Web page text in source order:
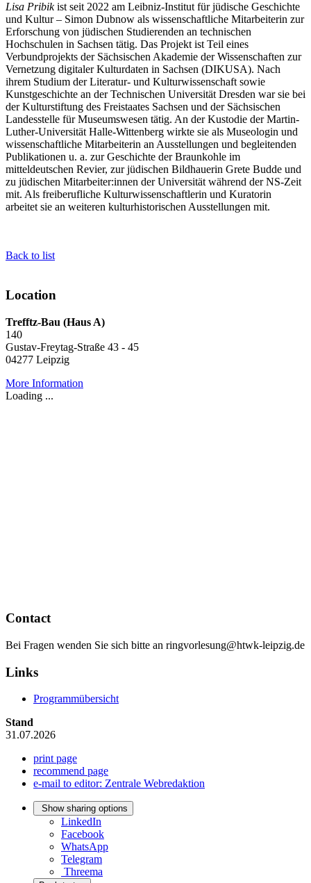
Lisa Pribikist seit 2022 am Leibniz-Institut für jüdische Geschichte
und Kultur – Simon Dubnow als wissenschaftliche Mitarbeiterin zur
Erforschung von jüdischen Studierenden an technischen
Hochschulen in Sachsen tätig. Das Projekt ist Teil eines
Verbundprojekts der Sächsischen Akademie der Wissenschaften zur
Vernetzung digitaler Kulturdaten in Sachsen (DIKUSA). Nach
ihrem Studium der Literatur- und Kulturwissenschaft sowie
Kunstgeschichte an der Technischen Universität Dresden war sie bei
der Kulturstiftung des Freistaates Sachsen und der Sächsischen
Landesstelle für Museumswesen tätig. An der Kustodie der Martin-
Luther-Universität Halle-Wittenberg wirkte sie als Museologin und
wissenschaftliche Mitarbeiterin an Ausstellungen und begleitenden
Publikationen u. a. zur Geschichte der Braunkohle im
mitteldeutschen Revier, zur jüdischen Bildhauerin Grete Budde und
zu jüdischen Mitarbeiter:innen der Universität während der NS-Zeit
mit. Als freiberufliche Kulturwissenschaftlerin und Kuratorin
arbeitet sie an weiteren kulturhistorischen Ausstellungen mit.
Back to list
Location
Trefftz-Bau (Haus A)
140
Gustav-Freytag-Straße 43 - 45
04277 Leipzig
More Information
Loading ...
Contact
Bei Fragen wenden Sie sich bitte an ringvorlesung@htwk-leipzig.de
Links
Programmübersicht
Stand
31.07.2026
print page
recommend page
e-mail to editor: Zentrale Webredaktion
Show sharing options
LinkedIn
Facebook
WhatsApp
Telegram
Threema